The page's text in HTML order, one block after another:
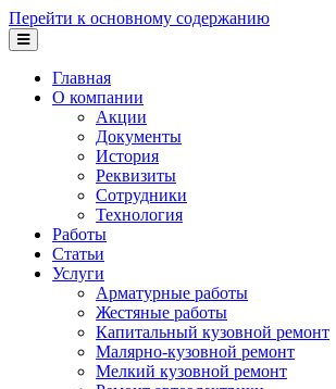
Перейти к основному содержанию
Главная
О компании
Акции
Документы
История
Реквизиты
Сотрудники
Технология
Работы
Статьи
Услуги
Арматурные работы
Жестяные работы
Капитальный кузовной ремонт
Малярно-кузовной ремонт
Мелкий кузовной ремонт